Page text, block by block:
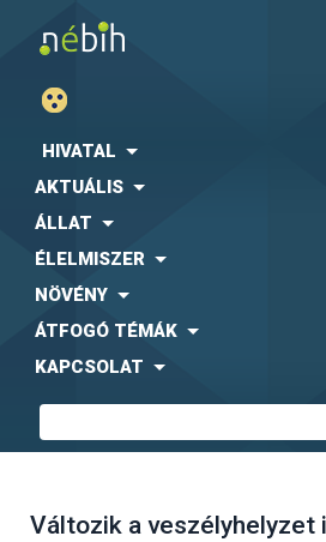
HIVATAL
AKTUÁLIS
ÁLLAT
ÉLELMISZER
NÖVÉNY
ÁTFOGÓ TÉMÁK
KAPCSOLAT
Változik a veszélyhelyzet